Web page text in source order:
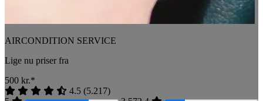
AIRCONDITION SERVICE
Lige nu priser fra
500 kr.*
4.5 (5.217)